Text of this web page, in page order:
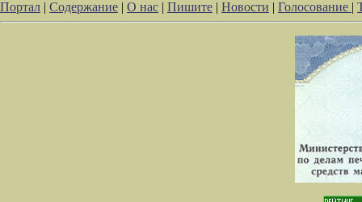
Портал | Содержание | О нас | Пишите | Новости | Голосование |